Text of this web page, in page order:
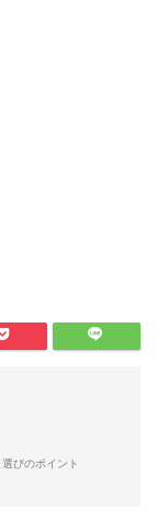
びのポイント